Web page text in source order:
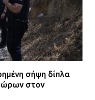
σήψη δίπλα
στον